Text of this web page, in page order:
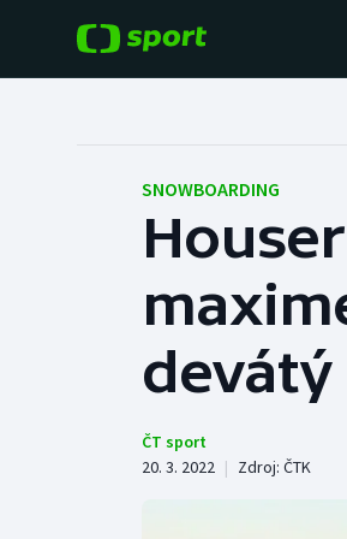
Hokej
Tenis
Atletika
SNOWBOARDING
devátý
ČT sport
20. 3. 2022 | Zdroj: ČTK